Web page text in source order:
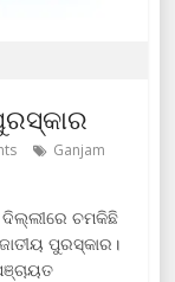
Ganjam
ଦିଲ୍ଲୀରେ ଚମକିଛି
ପୁରସ୍କାର।